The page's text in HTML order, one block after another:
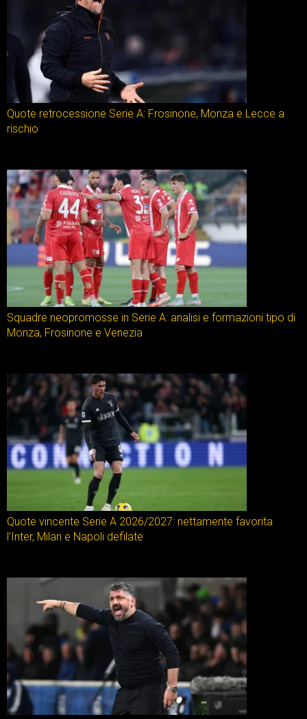
Quote retrocessione Serie A: Frosinone, Monza e Lecce a
rischio
Squadre neopromosse in Serie A: analisi e formazioni tipo di
Monza, Frosinone e Venezia
Quote vincente Serie A 2026/2027: nettamente favorita
l’Inter, Milan e Napoli defilate